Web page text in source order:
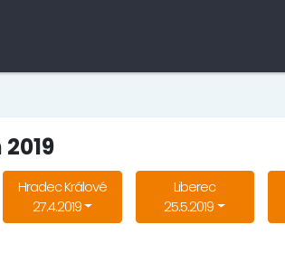
Hradec Králové
27.4.2019
Liberec
25.5.2019